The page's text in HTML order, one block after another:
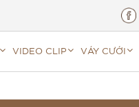
VIDEO CLIP VÁY CƯỚI